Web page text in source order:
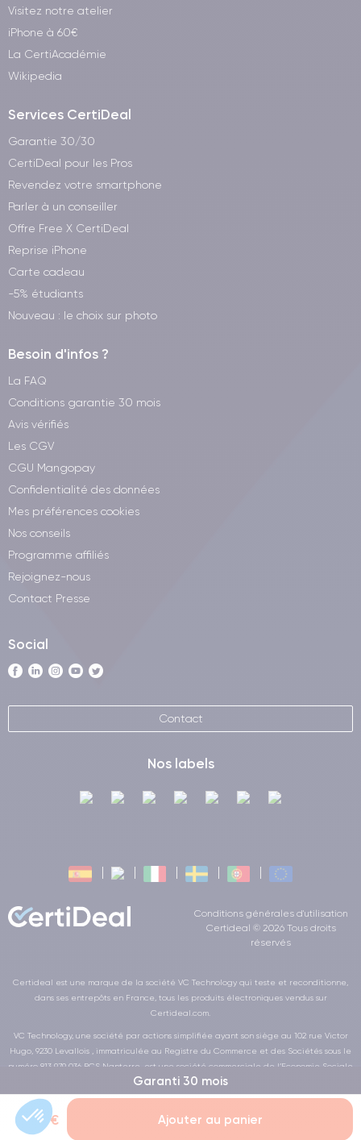
Garanti 30 mois
19,99 € Ajouter au panier
Visitez notre atelier
iPhone à 60€
La CertiAcadémie
Wikipedia
Services CertiDeal
Garantie 30/30
CertiDeal pour les Pros
Revendez votre smartphone
Parler à un conseiller
Offre Free X CertiDeal
Reprise iPhone
Carte cadeau
-5% étudiants
Nouveau : le choix sur photo
Besoin d'infos ?
La FAQ
Conditions garantie 30 mois
Avis vérifiés
Les CGV
CGU Mangopay
Confidentialité des données
Mes préférences cookies
Nos conseils
Programme affiliés
Rejoignez-nous
Contact Presse
Social
Contact
Nos labels
Conditions générales d'utilisation
Certideal © 2026 Tous droits
réservés
Certideal est une marque de la société VC Technology qui teste et reconditionne,
dans ses entrepôts en France, tous les produits électroniques vendus sur
Certideal.com.
VC Technology, une société par actions simplifiée ayant son siège au 102 rue Victor
Hugo, 9230 Levallois , immatriculée au Registre du Commerce et des Sociétés sous le
numéro 813 979 036 RCS Nanterre, est une société commerciale de l’Economie Sociale
et Solidaire au sens de la loi de la LOI n° 2014-856 du 31 juillet 2014